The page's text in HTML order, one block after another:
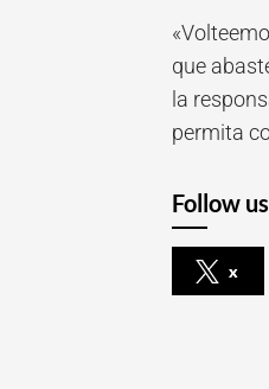
que
la
permita
Follow
x